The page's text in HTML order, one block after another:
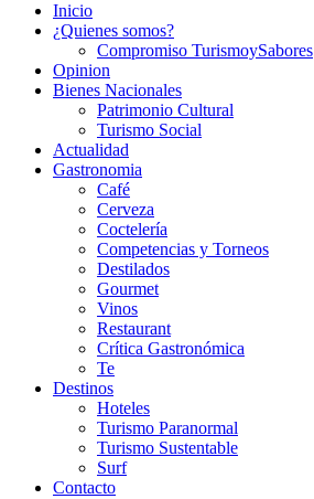
Inicio
¿Quienes somos?
Compromiso TurismoySabores
Opinion
Bienes Nacionales
Patrimonio Cultural
Turismo Social
Actualidad
Gastronomia
Café
Cerveza
Coctelería
Competencias y Torneos
Destilados
Gourmet
Vinos
Restaurant
Crítica Gastronómica
Te
Destinos
Hoteles
Turismo Paranormal
Turismo Sustentable
Surf
Contacto